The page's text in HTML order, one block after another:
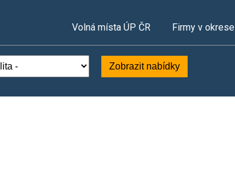
Volná místa ÚP ČR Firmy v okrese
Zobrazit nabídky